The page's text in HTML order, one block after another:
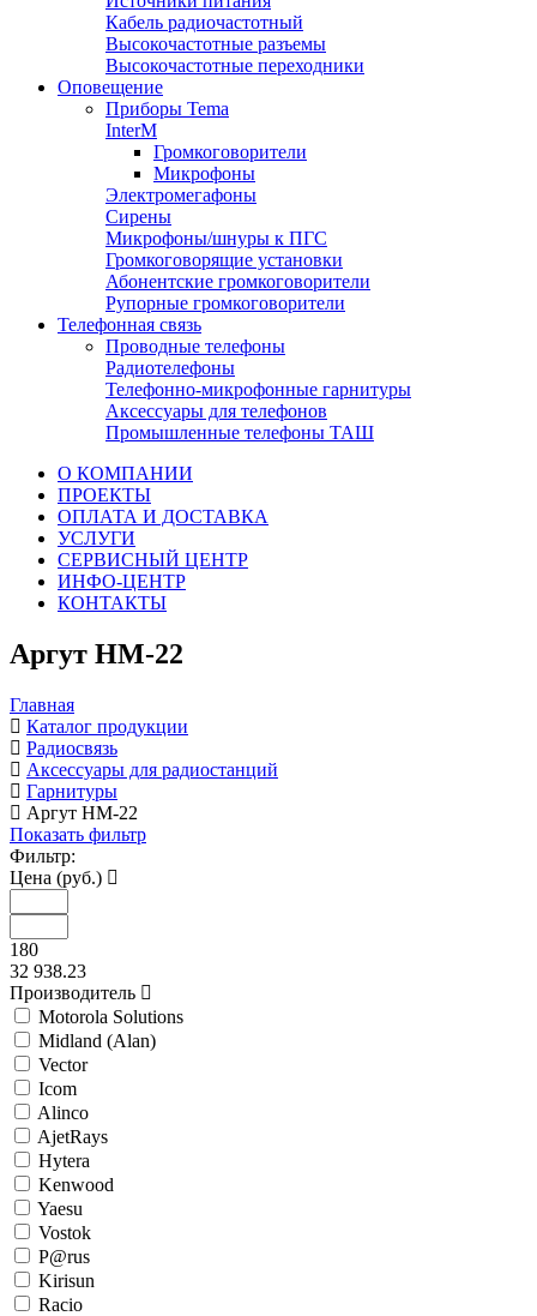
Кабель радиочастотный
Высокочастотные разъемы
Высокочастотные переходники
Оповещение
Приборы Tema
InterM
Громкоговорители
Микрофоны
Электромегафоны
Сирены
Микрофоны/шнуры к ПГС
Громкоговорящие установки
Абонентские громкоговорители
Рупорные громкоговорители
Телефонная связь
Проводные телефоны
Радиотелефоны
Телефонно-микрофонные гарнитуры
Аксессуары для телефонов
Промышленные телефоны ТАШ
О КОМПАНИИ
ПРОЕКТЫ
ОПЛАТА И ДОСТАВКА
УСЛУГИ
СЕРВИСНЫЙ ЦЕНТР
ИНФО-ЦЕНТР
КОНТАКТЫ
Аргут HM-22
Главная
Каталог продукции
Радиосвязь
Аксессуары для радиостанций
Гарнитуры
Аргут HM-22
Показать фильтр
Фильтр:
Цена (руб.)
180
32 938.23
Производитель
Motorola Solutions
Midland (Alan)
Vector
Icom
Alinco
AjetRays
Hytera
Kenwood
Yaesu
Vostok
P@rus
Kirisun
Racio